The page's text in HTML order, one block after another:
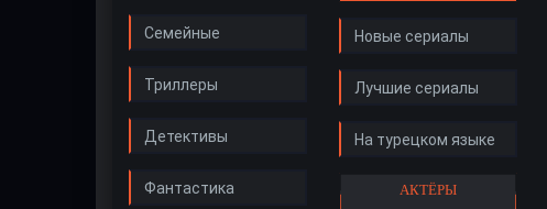
Семейные
Триллеры
Детективы
Фантастика
Новые сериалы
Лучшие сериалы
На турецком языке
АКТЁРЫ